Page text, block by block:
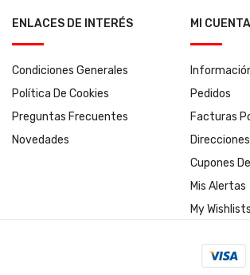
ENLACES DE INTERÉS
Condiciones Generales
Política De Cookies
Preguntas Frecuentes
Novedades
MI CUENTA
Pedidos
Facturas
Direcciones
Cupones
Mis Alertas
My Wishlists